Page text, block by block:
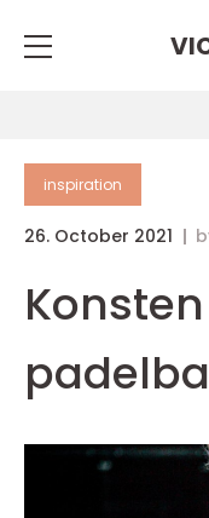
inspiration
26. October 2021